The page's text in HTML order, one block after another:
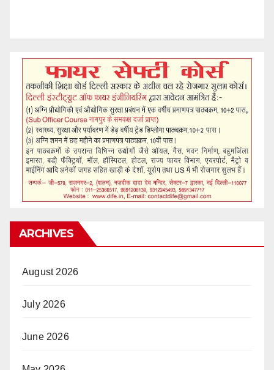
ARCHIVES
August 2026
July 2026
June 2026